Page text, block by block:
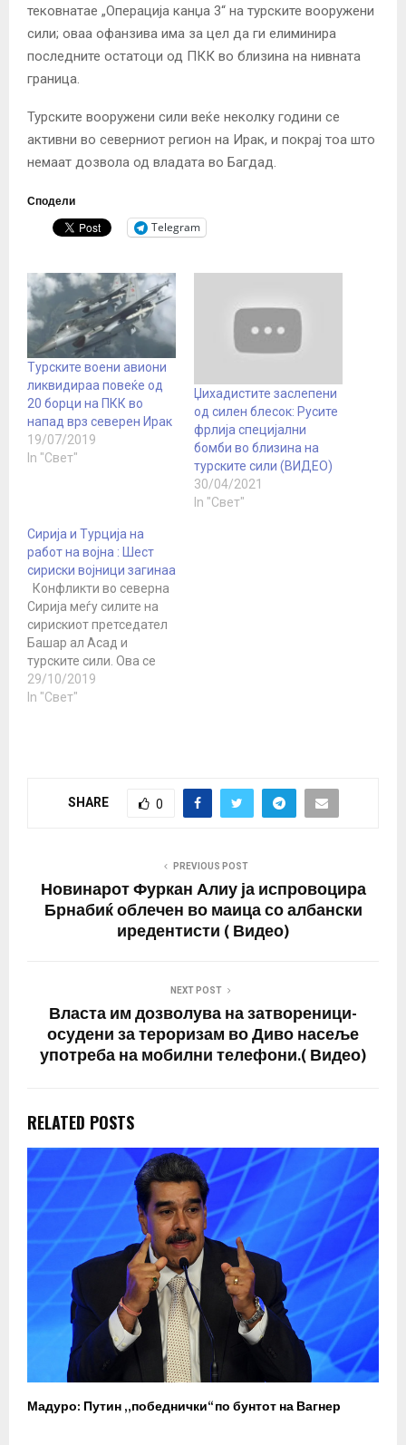
тековнатае „Операција канџа 3“ на турските вооружени
сили; оваа офанзива има за цел да ги елиминира
последните остатоци од ПКК во близина на нивната
граница.
Турските вооружени сили веќе неколку години се
активни во северниот регион на Ирак, и покрај тоа што
немаат дозвола од владата во Багдад.
Сподели
Telegram
Турските воени авиони
ликвидираа повеќе од
20 борци на ПКК во
напад врз северен Ирак
19/07/2019
In "Свет"
Џихадистите заслепени
од силен блесок: Русите
фрлија специјални
бомби во близина на
турските сили (ВИДЕО)
30/04/2021
In "Свет"
Сирија и Турција на
работ на војна : Шест
сириски војници загинаа
Конфликти во северна
Сирија меѓу силите на
сирискиот претседател
Башар ал Асад и
турските сили. Ова се
првите судири меѓу
двете страни од
Сириска опсерваторија
29/10/2019
In "Свет"
SHARE 0
PREVIOUS POST
Новинарот Фуркан Алиу ја испровоцира
Брнабиќ облечен во маица со албански
иредентисти ( Видео)
NEXT POST
Власта им дозволува на затвореници-
осудени за тероризам во Диво насеље
употреба на мобилни телефони.( Видео)
RELATED POSTS
Мадуро: Путин „победнички“ по бунтот на Вагнер